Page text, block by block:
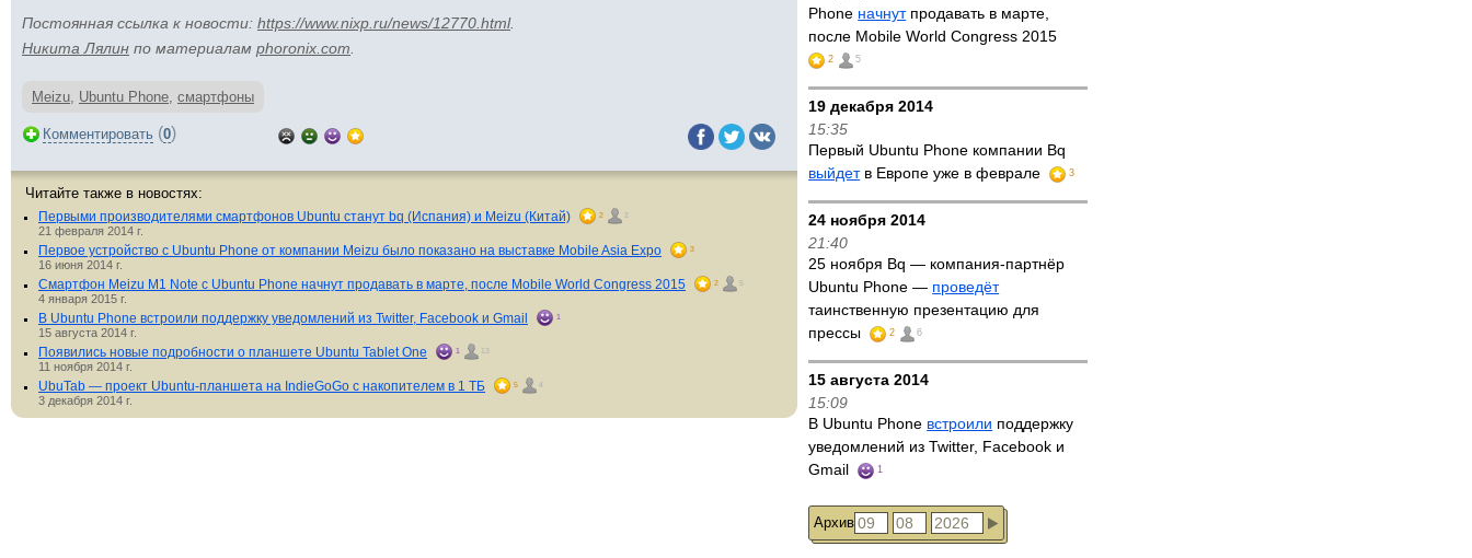
Постоянная ссылка к новости: https://www.nixp.ru/news/12770.html.
Никита Лялин по материалам phoronix.com
Meizu, Ubuntu Phone, смартфоны
Комментировать (0)
Читайте также в новостях:
Первыми производителями смартфонов Ubuntu станут bq (Испания) и Meizu (Китай) 2 2
21 февраля 2014 г.
Первое устройство с Ubuntu Phone от компании Meizu было показано на выставке Mobile Asia Expo 3
16 июня 2014 г.
Смартфон Meizu M1 Note с Ubuntu Phone начнут продавать в марте, после Mobile World Congress 2015 2 5
4 января 2015 г.
В Ubuntu Phone встроили поддержку уведомлений из Twitter, Facebook и Gmail 1
15 августа 2014 г.
Появились новые подробности о планшете Ubuntu Tablet One 1 13
11 ноября 2014 г.
UbuTab — проект Ubuntu-планшета на IndieGoGo с накопителем в 1 ТБ 5 4
3 декабря 2014 г.
Phone начнутпродавать в марте,
после Mobile World Congress 2015
2 5
19 декабря 2014
15:35
Первый Ubuntu Phone компании Bq
выйдетв Европе уже в феврале 3
24 ноября 2014
21:40
25 ноября Bq — компания-партнёр
Ubuntu Phone — проведёт
таинственную презентацию для
прессы
2 6
15 августа 2014
15:09
В Ubuntu Phone встроили поддержку
уведомлений из Twitter, Facebook и
Gmail
1
Архив